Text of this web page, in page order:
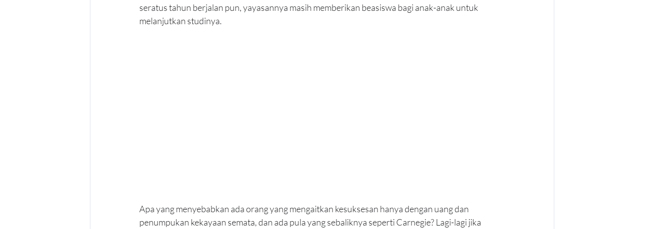
seratus tahun berjalan pun, yayasannya masih memberikan beasiswa bagi anak-anak untuk
melanjutkan studinya.
Apa yang menyebabkan ada orang yang mengaitkan kesuksesan hanya dengan uang dan
penumpukan kekayaan semata, dan ada pula yang sebaliknya seperti Carnegie? Lagi-lagi jika